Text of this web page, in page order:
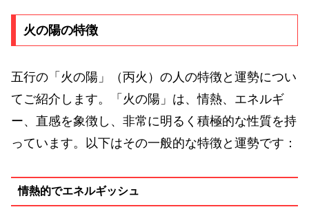
火の陽の特徴
五行の「火の陽」（丙火）の人の特徴と運勢につい
てご紹介します。「火の陽」は、情熱、エネルギ
ー、直感を象徴し、非常に明るく積極的な性質を持
っています。以下はその一般的な特徴と運勢です：
情熱的でエネルギッシュ